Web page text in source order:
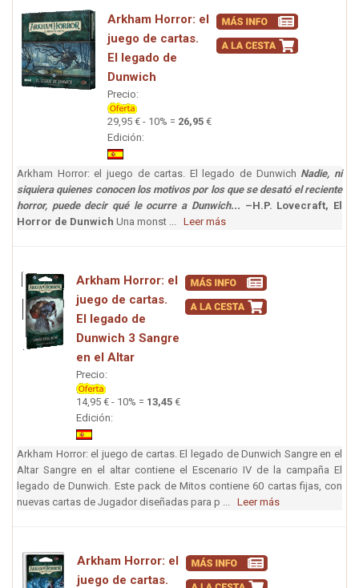
Arkham Horror: el
juego de cartas.
El legado de
Dunwich
Precio:
29,95 € - 10% = 26,95 €
Edición:
Arkham Horror: el juego de cartas. El legado de Dunwich Nadie, ni
siquiera quienes conocen los motivos por los que se desató el reciente
horror, puede decir qué le ocurre a Dunwich... –H.P. Lovecraft, El
Horror de Dunwich Una monst ... Leer más
Arkham Horror: el
juego de cartas.
El legado de
Dunwich 3 Sangre
en el Altar
Precio:
14,95 € - 10% = 13,45 €
Edición:
Arkham Horror: el juego de cartas. El legado de Dunwich Sangre en el
Altar Sangre en el altar contiene el Escenario IV de la campaña El
legado de Dunwich. Este pack de Mitos contiene 60 cartas fijas, con
nuevas cartas de Jugador diseñadas para p ... Leer más
Arkham Horror: el
juego de cartas.